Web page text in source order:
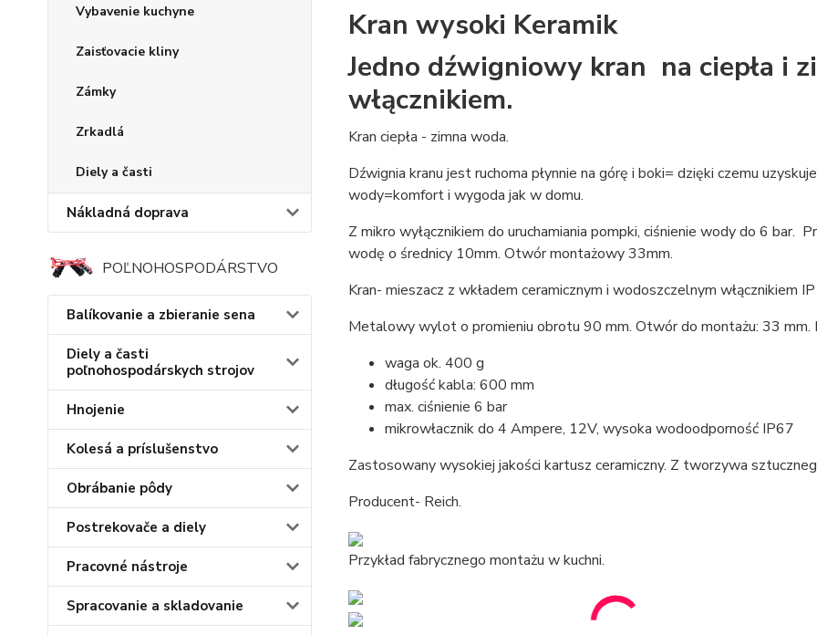
Vybavenie kuchyne
Zaisťovacie kliny
Zámky
Zrkadlá
Diely a časti
Nákladná doprava
POĽNOHOSPODÁRSTVO
Balíkovanie a zbieranie sena
Diely a časti
poľnohospodárskych strojov
Hnojenie
Kolesá a príslušenstvo
Obrábanie pôdy
Postrekovače a diely
Pracovné nástroje
Spracovanie a skladovanie
Kran wysoki Keramik
Jedno dźwigniowy kran na ciepła i
włącznikiem.
Kran ciepła - zimna woda.
Dźwignia kranu jest ruchoma płynnie na górę i boki= dzięki czemu
wody=komfort i wygoda jak w domu.
Z mikro wyłącznikiem do uruchamiania pompki, ciśnienie wody do 6 bar.
wodę o średnicy 10mm. Otwór montażowy 33mm.
Kran- mieszacz z wkładem ceramicznym i wodoszczelnym włącznikiem
Metalowy wylot o promieniu obrotu 90 mm. Otwór do montażu: 33 mm.
waga ok. 400 g
długość kabla: 600 mm
max. ciśnienie 6 bar
mikrowłacznik do 4 Ampere, 12V, wysoka wodoodporność IP67
Zastosowany wysokiej jakości kartusz ceramiczny. Z tworzywa
Producent- Reich.
Przykład fabrycznego montażu w kuchni.